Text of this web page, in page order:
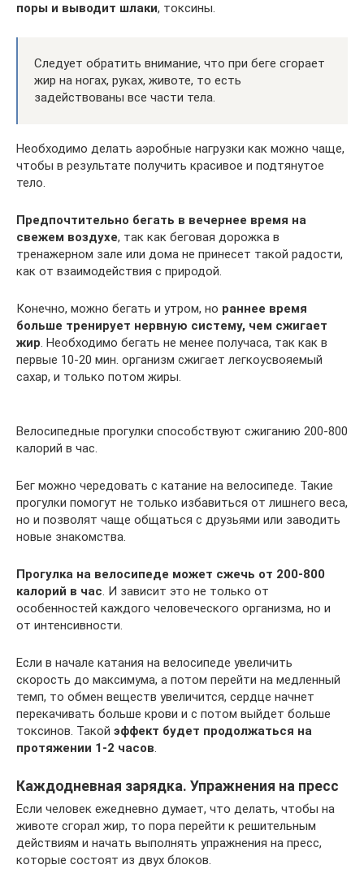
поры и выводит шлаки, токсины.
Следует обратить внимание, что при беге сгорает
жир на ногах, руках, животе, то есть
задействованы все части тела.
Необходимо делать аэробные нагрузки как можно чаще,
чтобы в результате получить красивое и подтянутое
тело.
Предпочтительно бегать в вечернее время на
свежем воздухе, так как беговая дорожка в
тренажерном зале или дома не принесет такой радости,
как от взаимодействия с природой.
Конечно, можно бегать и утром, но раннее время
больше тренирует нервную систему, чем сжигает
жир. Необходимо бегать не менее получаса, так как в
первые 10-20 мин. организм сжигает легкоусвояемый
сахар, и только потом жиры.
Велосипедные прогулки способствуют сжиганию 200-800
калорий в час.
Бег можно чередовать с катание на велосипеде. Такие
прогулки помогут не только избавиться от лишнего веса,
но и позволят чаще общаться с друзьями или заводить
новые знакомства.
Прогулка на велосипеде может сжечь от 200-800
калорий в час. И зависит это не только от
особенностей каждого человеческого организма, но и
от интенсивности.
Если в начале катания на велосипеде увеличить
скорость до максимума, а потом перейти на медленный
темп, то обмен веществ увеличится, сердце начнет
перекачивать больше крови и с потом выйдет больше
токсинов. Такой эффект будет продолжаться на
протяжении 1-2 часов.
Каждодневная зарядка. Упражнения на пресс
Если человек ежедневно думает, что делать, чтобы на
животе сгорал жир, то пора перейти к решительным
действиям и начать выполнять упражнения на пресс,
которые состоят из двух блоков.